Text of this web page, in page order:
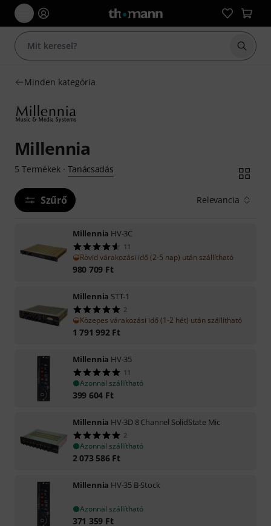
Minden kategória
Millennia
5 Termékek· Tanácsadás
Szűrő Relevancia
Millennia HV-3C
11
Rövid várakozási idő (2-5 nap) után szállítható
980 709 Ft
Millennia STT-1
2
Közepes várakozási idő (1-2 hét) után szállítható
1 791 992 Ft
Millennia HV-35
11
Azonnal szállítható
399 604 Ft
Millennia HV-3D 8 Channel SolidState Mic
2
Azonnal szállítható
2 073 586 Ft
Millennia HV-35 B-Stock
Azonnal szállítható
371 359 Ft